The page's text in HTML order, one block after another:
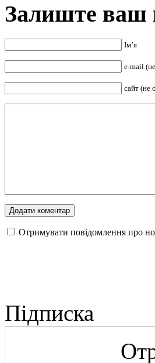
Залиште ваш
Ім’я
e-mail
сайт (не
Отримувати повідомлення про
Підписка